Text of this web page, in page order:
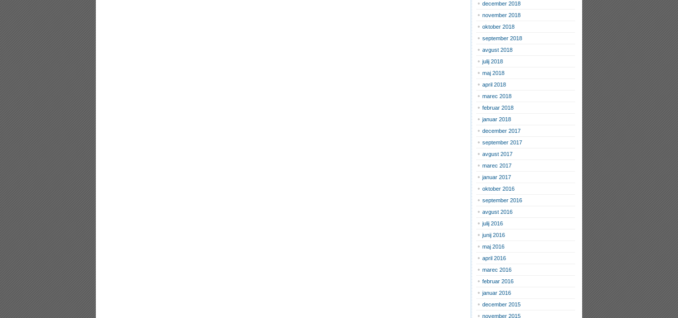
december 2018
november 2018
oktober 2018
september 2018
avgust 2018
julij 2018
maj 2018
april 2018
marec 2018
februar 2018
januar 2018
december 2017
september 2017
avgust 2017
marec 2017
januar 2017
oktober 2016
september 2016
avgust 2016
julij 2016
junij 2016
maj 2016
april 2016
marec 2016
februar 2016
januar 2016
december 2015
november 2015